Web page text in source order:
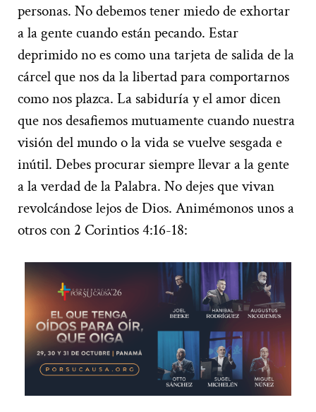
personas. No debemos tener miedo de exhortar
a la gente cuando están pecando. Estar
deprimido no es como una tarjeta de salida de la
cárcel que nos da la libertad para comportarnos
como nos plazca. La sabiduría y el amor dicen
que nos desafiemos mutuamente cuando nuestra
visión del mundo o la vida se vuelve sesgada e
inútil. Debes procurar siempre llevar a la gente
a la verdad de la Palabra. No dejes que vivan
revolcándose lejos de Dios. Animémonos unos a
otros con 2 Corintios 4:16-18: